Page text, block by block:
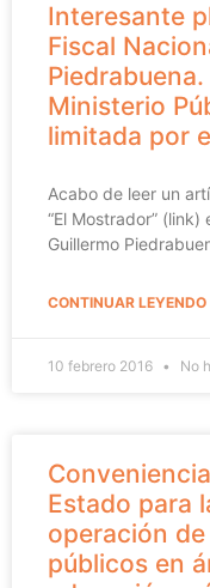
Interesante
Fiscal
Ministerio
limitada por
Acabo de leer un
“El Mostrador”
Guillermo
CONTINUAR LEYENDO
10 febrero 2016 No
Estado para
operación
públicos en